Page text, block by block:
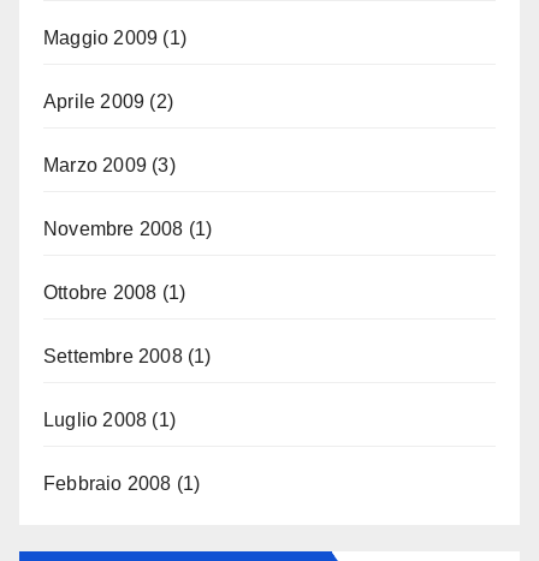
Maggio 2009 (1)
Aprile 2009 (2)
Marzo 2009 (3)
Novembre 2008 (1)
Ottobre 2008 (1)
Settembre 2008(1)
Luglio 2008 (1)
Febbraio 2008 (1)